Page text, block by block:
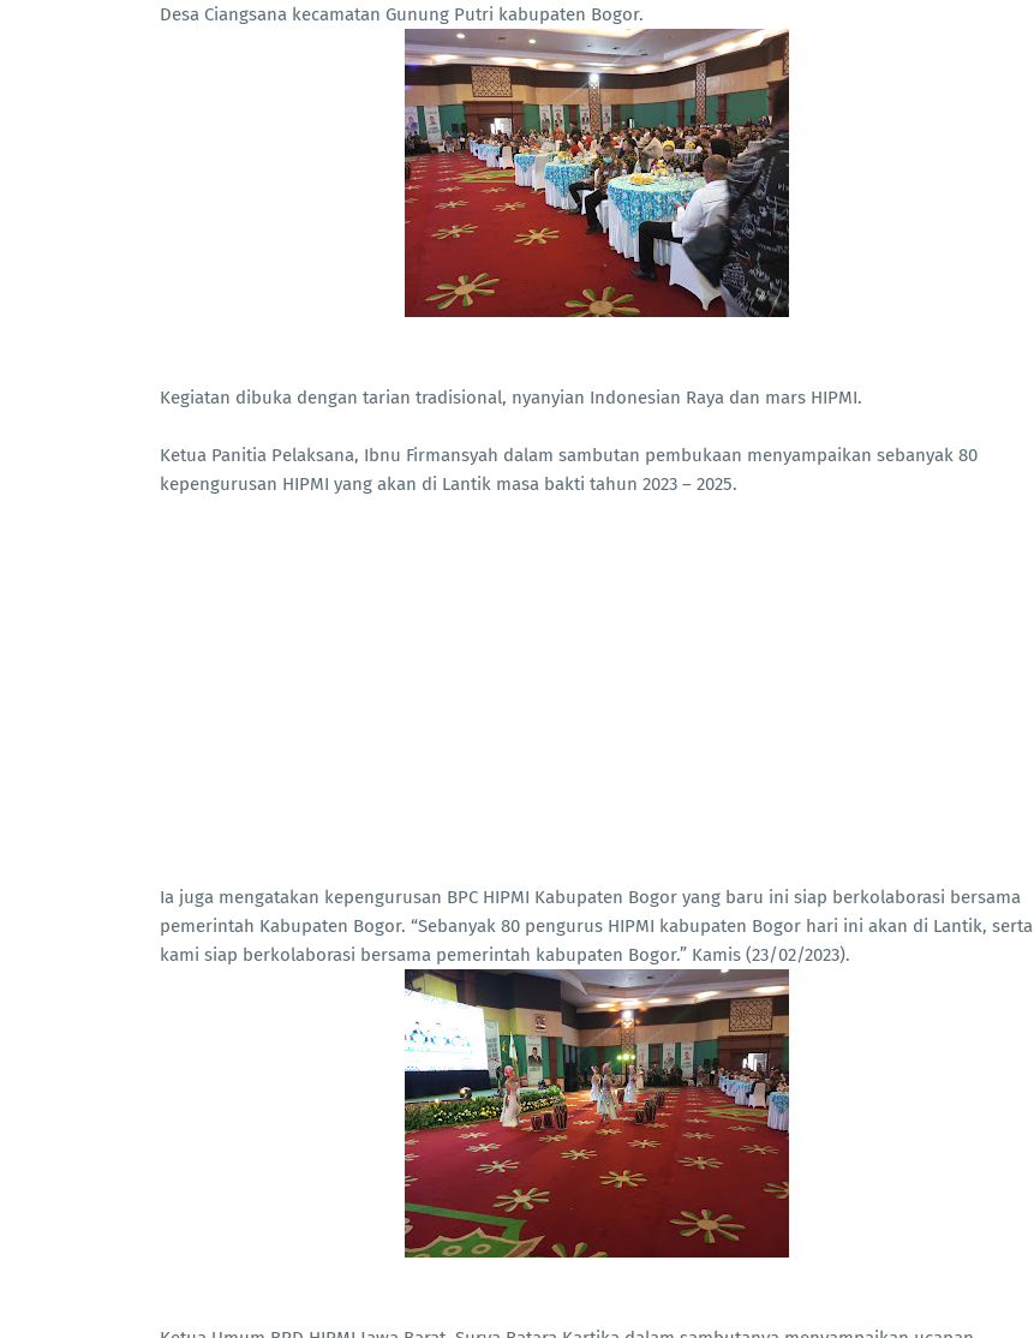
Desa Ciangsana kecamatan Gunung Putri kabupaten Bogor.
Kegiatan dibuka dengan tarian tradisional, nyanyian Indonesian Raya dan mars HIPMI.
Ketua Panitia Pelaksana, Ibnu Firmansyah dalam sambutan pembukaan menyampaikan sebanyak 80
kepengurusan HIPMI yang akan di Lantik masa bakti tahun 2023 – 2025.
Ia juga mengatakan kepengurusan BPC HIPMI Kabupaten Bogor yang baru ini siap berkolaborasi bersama
pemerintah Kabupaten Bogor. “Sebanyak 80 pengurus HIPMI kabupaten Bogor hari ini akan di Lantik, serta
kami siap berkolaborasi bersama pemerintah kabupaten Bogor.” Kamis (23/02/2023).